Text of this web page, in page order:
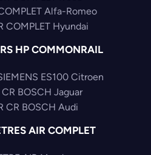
Alfa-Romeo
COMPLET Hyundai
HP COMMONRAIL
ES100 Citroen
CR BOSCH Jaguar
CR BOSCH Audi
AIR COMPLET